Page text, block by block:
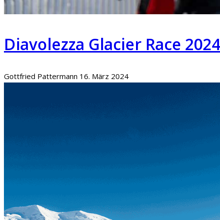
Diavolezza Glacier Race 2024
Gottfried Pattermann 16. März 2024